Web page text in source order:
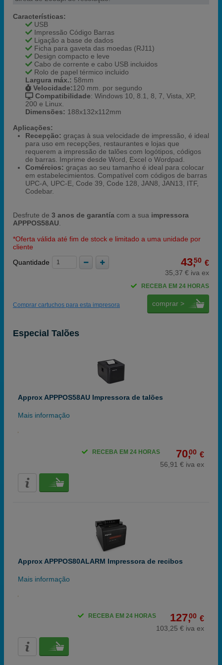
Características:
USB
Impressão Código Barras
Ligação a base de dados
Ficha para gaveta das moedas (RJ11)
Design compacto e leve
Cabo de corrente e cabo USB incluidos
Rolo de papel térmico incluido
Largura máx.: 58mm
Velocidade:120 mm. por segundo
Compatibilidade: Windows 10, 8.1, 8, 7, Vista, XP,
200 e Linux.
Dimensões: 188x132x112mm
Aplicações:
Recepção: graças à sua velocidade de impressão, é ideal
para uso em recepções, restaurantes e lojas que
requerem a impressão de talões com logótipos, códigos
de barras. Imprime desde Word, Excel o Wordpad.
Comércios: graças ao seu tamanho é ideal para colocar
em estabelecimientos. Compatível com códigos de barras
UPC-A, UPC-E, Code 39, Code 128, JAN8, JAN13, ITF,
Codebar.
Desfrute de 3 anos de garantía com a sua impressora
APPPOS58AU
*Oferta válida até fim de stock e limitado a uma unidade por
cliente
Quantidade
43,50 €
35,37 € iva ex
RECEBA EM 24 HORAS
comprar >
Comprar cartuchos para esta impresora
Especial Talões
Approx APPPOS58AU Impressora de talões
Mais informação
70,00 €
56,91 € iva ex
RECEBA EM 24 HORAS
Approx APPPOS80ALARM Impressora de recibos
Mais informação
127,00 €
103,25 € iva ex
RECEBA EM 24 HORAS